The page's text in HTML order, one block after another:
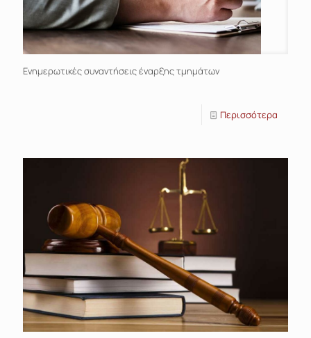
Ενημερωτικές συναντήσεις έναρξης τμημάτων
Περισσότερα